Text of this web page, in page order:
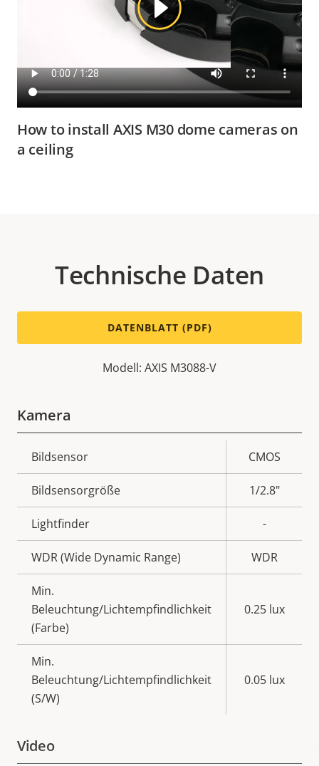
How to install AXIS M30 dome cameras on
a ceiling
Technische Daten
DATENBLATT (PDF)
Modell: AXIS M3088-V
Kamera
Eigentumsbeschreibung Eigentumswert
Bildsensor CMOS
Bildsensorgröße 1/2.8"
Lightfinder -
WDR (Wide Dynamic Range) WDR
Min.
Beleuchtung/Lichtempfindlichkeit
(Farbe)
0.25 lux
Min.
Beleuchtung/Lichtempfindlichkeit
(S/W)
0.05 lux
Video